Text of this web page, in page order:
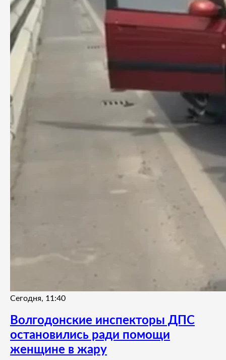
Сегодня, 11:40
Волгодонские инспекторы ДПС
остановились ради помощи
женщине в жару